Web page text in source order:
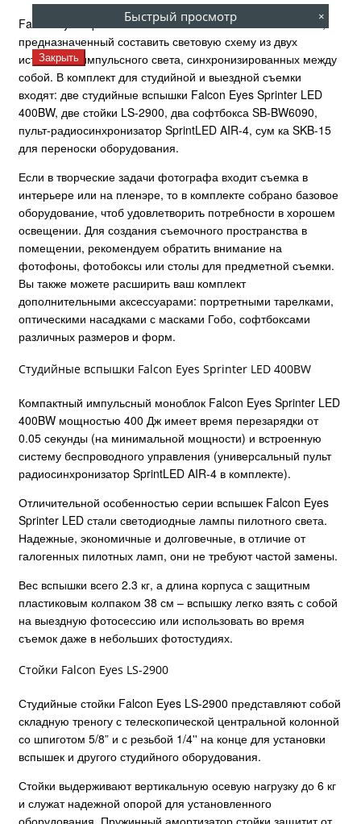
Falcon Eyes Sprinter LED 2400-SB Kit – базовый комплект,
предназначенный составить световую схему из двух
источников импульсного света, синхронизированных между
собой. В комплект для студийной и выездной съемки
входят: две студийные вспышки Falcon Eyes Sprinter LED
400BW, две стойки LS-2900, два софтбокса SB-BW6090,
пульт-радиосинхронизатор SprintLED AIR-4, сум ка SKB-15
для переноски оборудования.
Если в творческие задачи фотографа входит съемка в
интерьере или на пленэре, то в комплекте собрано базовое
оборудование, чтоб удовлетворить потребности в хорошем
освещении. Для создания съемочного пространства в
помещении, рекомендуем обратить внимание на
фотофоны, фотобоксы или столы для предметной съемки.
Вы также можете расширить ваш комплект
дополнительными аксессуарами: портретными тарелками,
оптическими насадками с масками Гобо, софтбоксами
различных размеров и форм.
Студийные вспышки Falcon Eyes Sprinter LED 400BW
Компактный импульсный моноблок Falcon Eyes Sprinter LED
400BW мощностью 400 Дж имеет время перезарядки от
0.05 секунды (на минимальной мощности) и встроенную
систему беспроводного управления (универсальный пульт
радиосинхронизатор SprintLED AIR-4 в комплекте).
Отличительной особенностью серии вспышек Falcon Eyes
Sprinter LED стали светодиодные лампы пилотного света.
Надежные, экономичные и долговечные, в отличие от
галогенных пилотных ламп, они не требуют частой замены.
Вес вспышки всего 2.3 кг, а длина корпуса с защитным
пластиковым колпаком 38 см – вспышку легко взять с собой
на выездную фотосессию или использовать во время
съемок даже в небольших фотостудиях.
Стойки Falcon Eyes LS-2900
Студийные стойки Falcon Eyes LS-2900 представляют собой
складную треногу с телескопической центральной колонной
со шпиготом 5/8” и с резьбой 1/4'' на конце для установки
вспышек и другого студийного оборудования.
Стойки выдерживают вертикальную осевую нагрузку до 6 кг
и служат надежной опорой для установленного
оборудования. Пружинный амортизатор стойки защитит от
Быстрый просмотр ×
Закрыть